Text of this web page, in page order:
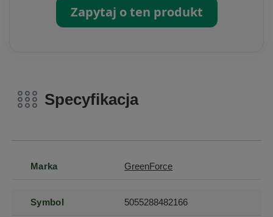
Zapytaj o ten produkt
Specyfikacja
Marka GreenForce
Symbol 5055288482166